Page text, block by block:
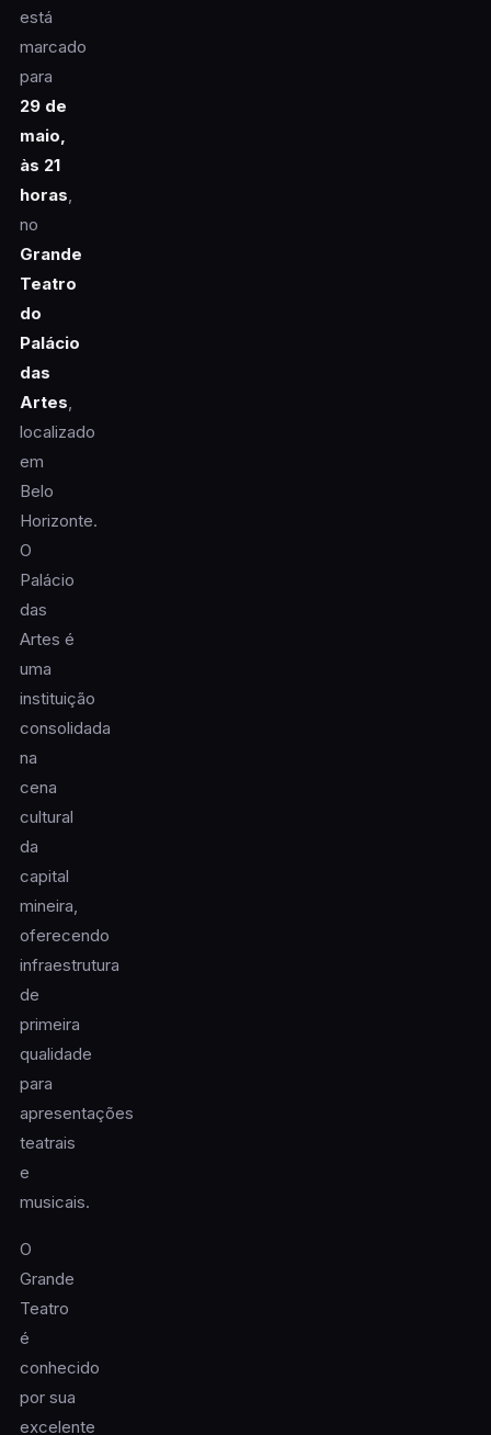
está
marcado
para
29 de
maio,
às 21
horas,
no
Grande
Teatro
do
Palácio
das
Artes,
localizado
em
Belo
Horizonte.
O
Palácio
das
Artes é
uma
instituição
consolidada
na
cena
cultural
da
capital
mineira,
oferecendo
infraestrutura
de
primeira
qualidade
para
apresentações
teatrais
e
musicais.
O
Grande
Teatro
é
conhecido
por sua
excelente